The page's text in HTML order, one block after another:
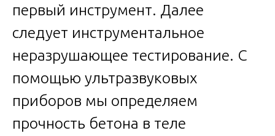
первый инструмент. Далее
следует инструментальное
неразрушающее тестирование. С
помощью ультразвуковых
приборов мы определяем
прочность бетона в теле